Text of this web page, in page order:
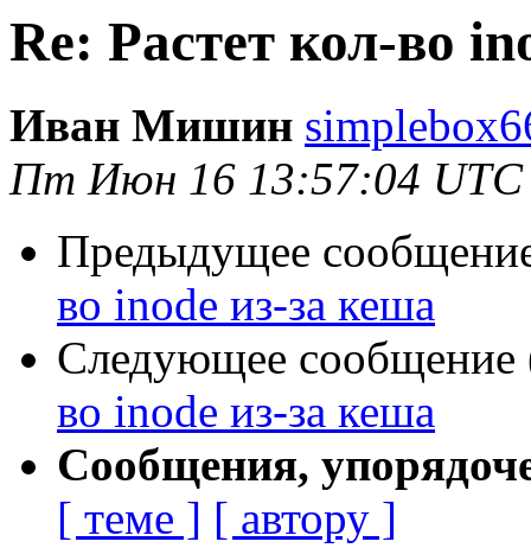
Re: Растет кол-во
Иван Мишин
Пт Июн 16 13:57:04 UTC
Предыдущее
во inode из-за кеша
Следующее сообщение
во inode из-за кеша
Сообщения,
[ теме ] [ автору ]